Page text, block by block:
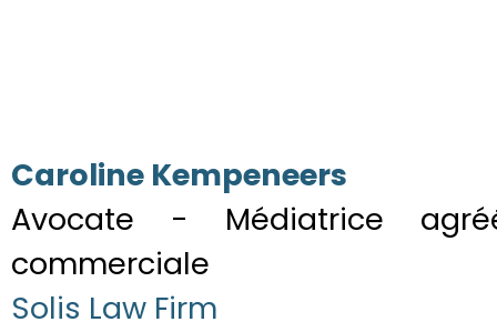
Caroline Kempeneers
Avocate - Médiatrice
commerciale
Solis Law Firm